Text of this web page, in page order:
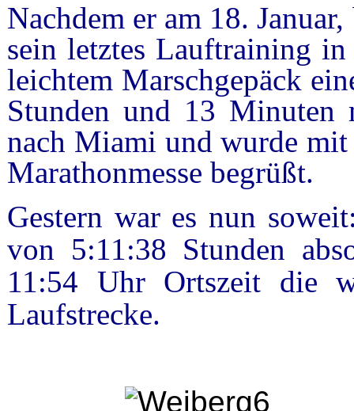
Nachdem er am 18.
sein letztes Lauftraining
leichtem Marschgepäck
Stunden und 13 Minuten
nach Miami und wurde mit
Marathonmesse begrüßt.
Gestern war es nun
von 5:11:38 Stunden
11:54 Uhr Ortszeit die
Laufstrecke.